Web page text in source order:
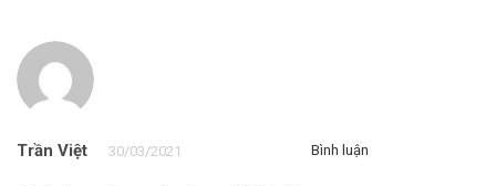
Trần Việt 30/03/2021 Bình luận